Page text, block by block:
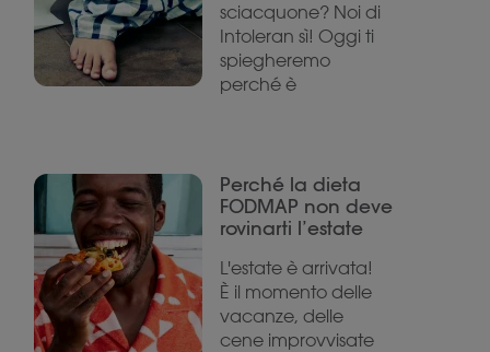
sciacquone? Noi di
Intoleran sì! Oggi ti
spiegheremo
perché è
Perché la dieta
FODMAP non deve
rovinarti l’estate
L'estate è arrivata!
È il momento delle
vacanze, delle
cene improvvisate